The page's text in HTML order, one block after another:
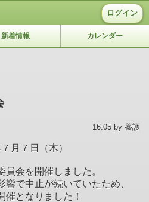
ログイン
新着情報 カレンダー
16:05 by 養護
月７日（木）
員会を開催しました。
で中止が続いていたため、
催となりました！